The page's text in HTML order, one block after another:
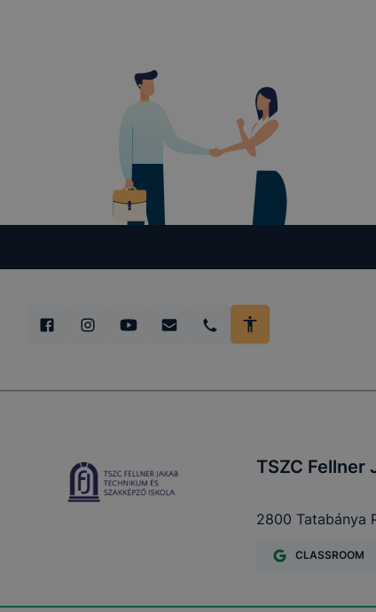
TSZC Fellner
2800 Tatabánya
CLASSROOM